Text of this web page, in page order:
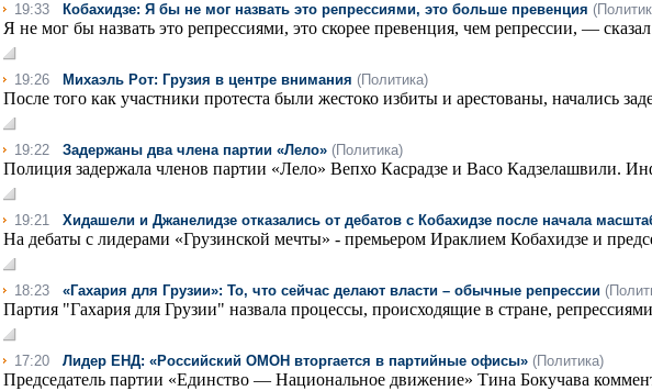
19:33 Кобахидзе: Я бы не мог назвать это репрессиями, это больше превенция
Я не мог бы назвать это репрессиями, это скорее превенция, чем репрессии, —
19:26 Михаэль Рот: Грузия в центре внимания (Политика)
После того как участники протеста были жестоко избиты и арестованы, начались
19:22 Задержаны два члена партии «Лело» (Политика)
Полиция задержала членов партии «Лело» Вепхо Касрадзе и Васо Кадзелашвили.
19:21 Хидашели и Джанелидзе отказались от дебатов с Кобахидзе после начала
На дебаты с лидерами «Грузинской мечты» - премьером Ираклием Кобахидзе и
18:23 «Гахария для Грузии»: То, что сейчас делают власти – обычные репрессии
Партия "Гахария для Грузии" назвала процессы, происходящие в стране,
17:20 Лидер ЕНД: «Российский ОМОН вторгается в партийные офисы» (Политика)
Председатель партии «Единство — Национальное движение» Тина Бокучава